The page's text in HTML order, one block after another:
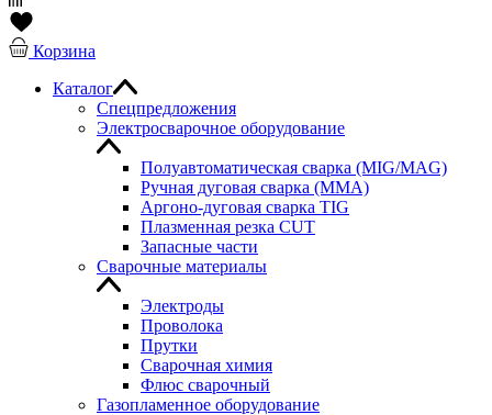
Корзина
Каталог
Спецпредложения
Электросварочное оборудование
Полуавтоматическая сварка (MIG/MAG)
Ручная дуговая сварка (MMA)
Аргоно-дуговая сварка TIG
Плазменная резка CUT
Запасные части
Сварочные материалы
Электроды
Проволока
Прутки
Сварочная химия
Флюс сварочный
Газопламенное оборудование